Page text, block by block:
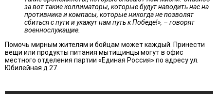
за вот такие коллиматоры, которые будут наводить нас на
противника и компасы, которые никогда не позволят
сбиться с пути и укажут нам путь к Победе!», – говорят
военнослужащие.
Помочь мирным жителям и бойцам может каждый. Принести
вещи или продукты питания мытищинцы могут в офис
местного отделения партии «Единая Россия» по адресу ул.
Юбилейная д.27.